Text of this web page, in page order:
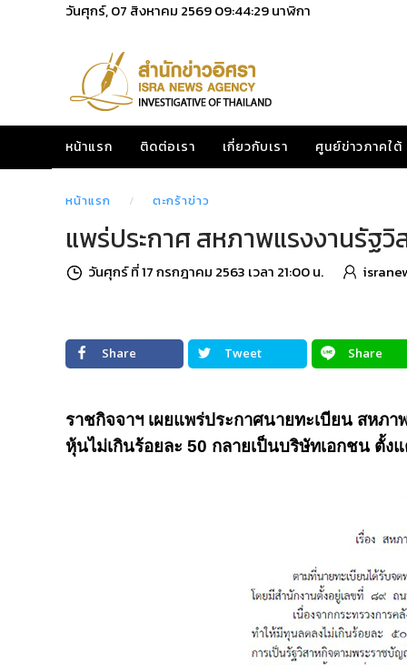
วันศุกร์, 07 สิงหาคม 256909:44:30นาฬิกา
หน้าแรก ติดต่อเรา เกี่ยวกับเรา ศูนย์ข่าวภาคใต้
หน้าแรก ตะกร้าข่าว
แพร่ประกาศ สหภาพแรงงานรัฐ
วันศุกร์ ที่ 17 กรกฎาคม 2563 เวลา 21:00 น.
Share Tweet Share
ราชกิจจาฯ เผยแพร่ประกาศนายทะเบียน สหภ
หุ้นไม่เกินร้อยละ 50 กลายเป็นบริษัทเอกชน ตั้ง